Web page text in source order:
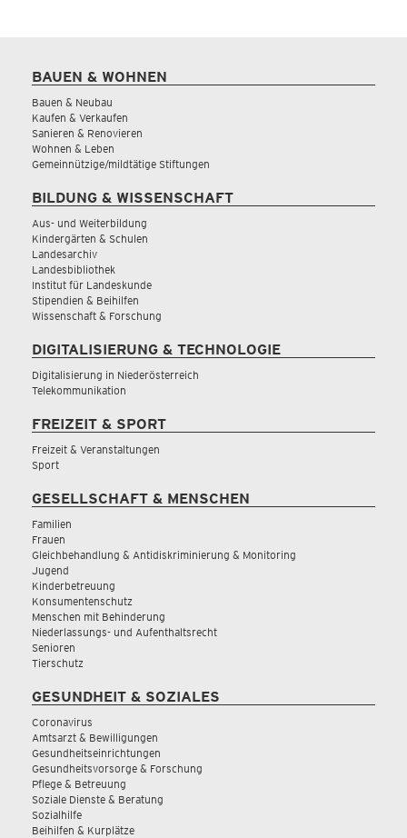
BAUEN & WOHNEN
Bauen & Neubau
Kaufen & Verkaufen
Sanieren & Renovieren
Wohnen & Leben
Gemeinnützige/mildtätige Stiftungen
BILDUNG & WISSENSCHAFT
Aus- und Weiterbildung
Kindergärten & Schulen
Landesarchiv
Landesbibliothek
Institut für Landeskunde
Stipendien & Beihilfen
Wissenschaft & Forschung
DIGITALISIERUNG & TECHNOLOGIE
Digitalisierung in Niederösterreich
Telekommunikation
FREIZEIT & SPORT
Freizeit & Veranstaltungen
Sport
GESELLSCHAFT & MENSCHEN
Familien
Frauen
Gleichbehandlung & Antidiskriminierung & Monitoring
Jugend
Kinderbetreuung
Konsumentenschutz
Menschen mit Behinderung
Niederlassungs- und Aufenthaltsrecht
Senioren
Tierschutz
GESUNDHEIT & SOZIALES
Coronavirus
Amtsarzt & Bewilligungen
Gesundheitseinrichtungen
Gesundheitsvorsorge & Forschung
Pflege & Betreuung
Soziale Dienste & Beratung
Sozialhilfe
Beihilfen & Kurplätze